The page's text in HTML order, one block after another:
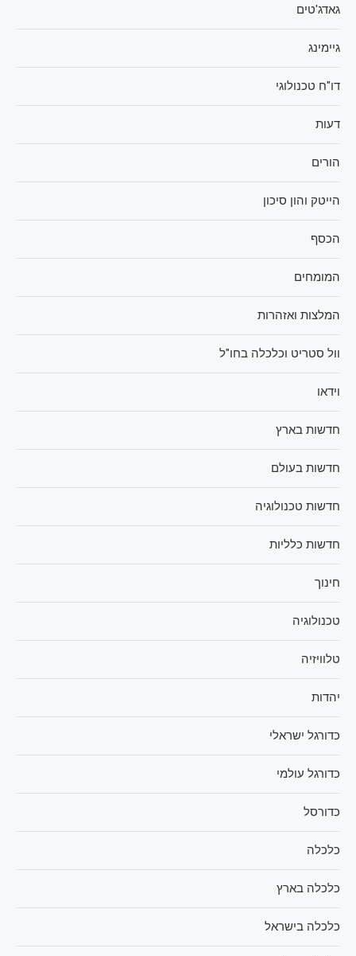
גאדג'טים
גיימינג
דו"ח טכנולוגי
דעות
הורים
הייטק והון סיכון
הכסף
המומחים
המלצות ואזהרות
וול סטריט וכלכלה בחו"ל
וידאו
חדשות בארץ
חדשות בעולם
חדשות טכנולוגיה
חדשות כלליות
חינוך
טכנולוגיה
טלוויזיה
יהדות
כדורגל ישראלי
כדורגל עולמי
כדורסל
כלכלה
כלכלה בארץ
כלכלה בישראל